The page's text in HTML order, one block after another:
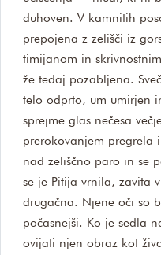
duhoven. V kamnitih
prepojena z zelišči iz
timijanom in
že tedaj pozabljena.
telo odprto, um umirjen
sprejme glas nečesa
prerokovanjem pregrela
nad zeliščno paro in se
se je Pitija vrnila, zavita
drugačna. Njene oči so
počasnejši. Ko je sedla
ovijati njen obraz kot